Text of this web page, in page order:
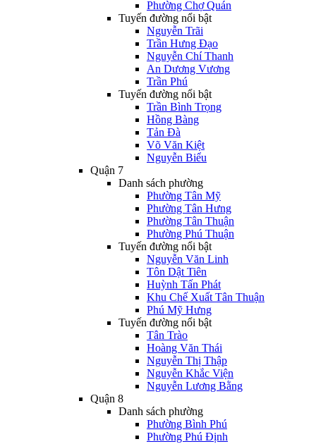
Phường Chợ Quán
Tuyến đường nổi bật
Nguyễn Trãi
Trần Hưng Đạo
Nguyễn Chí Thanh
An Dương Vương
Trần Phú
Tuyến đường nổi bật
Trần Bình Trọng
Hồng Bàng
Tản Đà
Võ Văn Kiệt
Nguyễn Biểu
Quận 7
Danh sách phường
Phường Tân Mỹ
Phường Tân Hưng
Phường Tân Thuận
Phường Phú Thuận
Tuyến đường nổi bật
Nguyễn Văn Linh
Tôn Dật Tiên
Huỳnh Tấn Phát
Khu Chế Xuất Tân Thuận
Phú Mỹ Hưng
Tuyến đường nổi bật
Tân Trào
Hoàng Văn Thái
Nguyễn Thị Thập
Nguyễn Khắc Viện
Nguyễn Lương Bằng
Quận 8
Danh sách phường
Phường Bình Phú
Phường Phú Định